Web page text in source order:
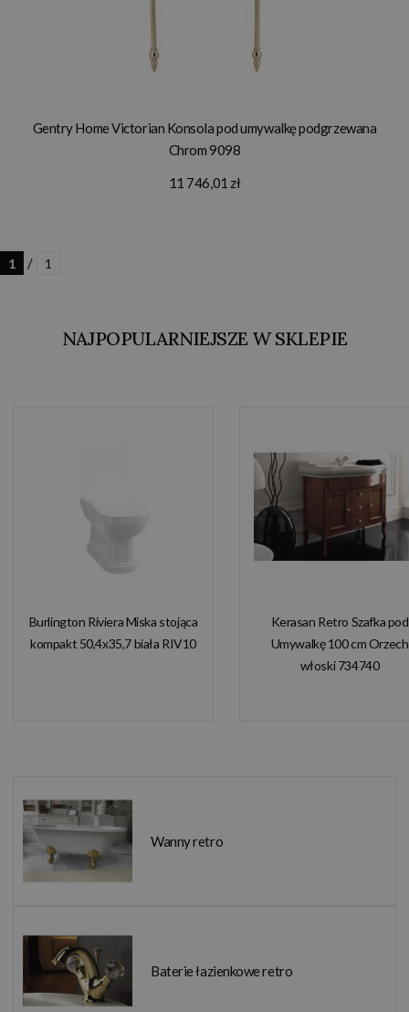
Gentry Home Victorian Konsola pod umywalkę podgrzewana
Chrom 9098
11 746,01 zł
1 / 1
NAJPOPULARNIEJSZE W SKLEPIE
Burlington Riviera Miska stojąca
kompakt 50,4x35,7 biała RIV10
Kerasan Retro Szafka pod
Umywalkę 100 cm Orzech
włoski 734740
Wanny retro
Baterie łazienkowe retro